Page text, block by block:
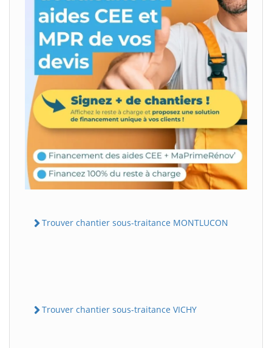
Trouver chantier sous-traitance MONTLUCON
Trouver chantier sous-traitance VICHY